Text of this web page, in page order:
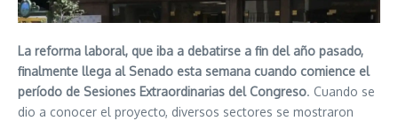
La reforma laboral, que iba a debatirse a fin del año pasado,
finalmente llega al Senado esta semana cuando comience el
período de Sesiones Extraordinarias del Congreso. Cuando se
dio a conocer el proyecto, diversos sectores se mostraron